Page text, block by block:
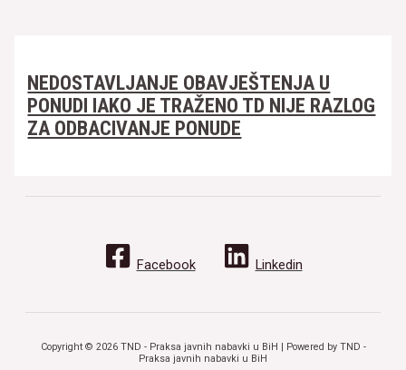
NEDOSTAVLJANJE OBAVJEŠTENJA U
PONUDI IAKO JE TRAŽENO TD NIJE RAZLOG
ZA ODBACIVANJE PONUDE
Facebook Linkedin
Copyright © 2026 TND - Praksa javnih nabavki u BiH | Powered by TND -
Praksa javnih nabavki u BiH